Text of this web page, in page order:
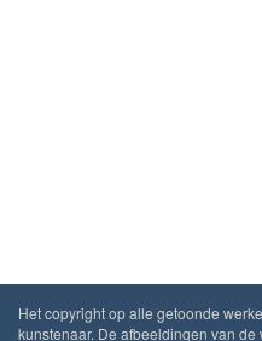
Het copyright op alle getoonde
kunstenaar. De afbeeldingen van